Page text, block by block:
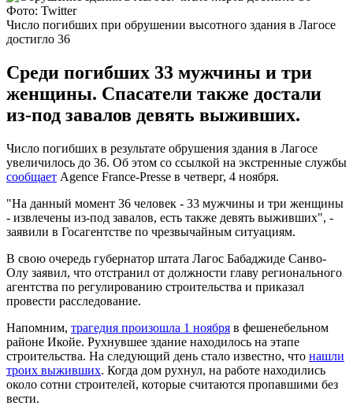
Фото: Twitter
Число погибших при обрушении высотного здания в Лагосе
достигло 36
Среди погибших 33 мужчины и три
женщины. Спасатели также достали
из-под завалов девять выживших.
Число погибших в результате обрушения здания в Лагосе
увеличилось до 36. Об этом со ссылкой на экстренные службы
сообщает Agence France-Presse в четверг, 4 ноября.
"На данный момент 36 человек - 33 мужчины и три женщины
- извлечены из-под завалов, есть также девять выживших", -
заявили в Госагентстве по чрезвычайным ситуациям.
В свою очередь губернатор штата Лагос Бабаджиде Санво-
Олу заявил, что отстранил от должности главу регионального
агентства по регулированию строительства и приказал
провести расследование.
Напомним, трагедия произошла 1 ноября в фешенебельном
районе Икойе. Рухнувшее здание находилось на этапе
строительства. На следующий день стало известно, что нашли
троих выживших. Когда дом рухнул, на работе находились
около сотни строителей, которые считаются пропавшими без
вести.